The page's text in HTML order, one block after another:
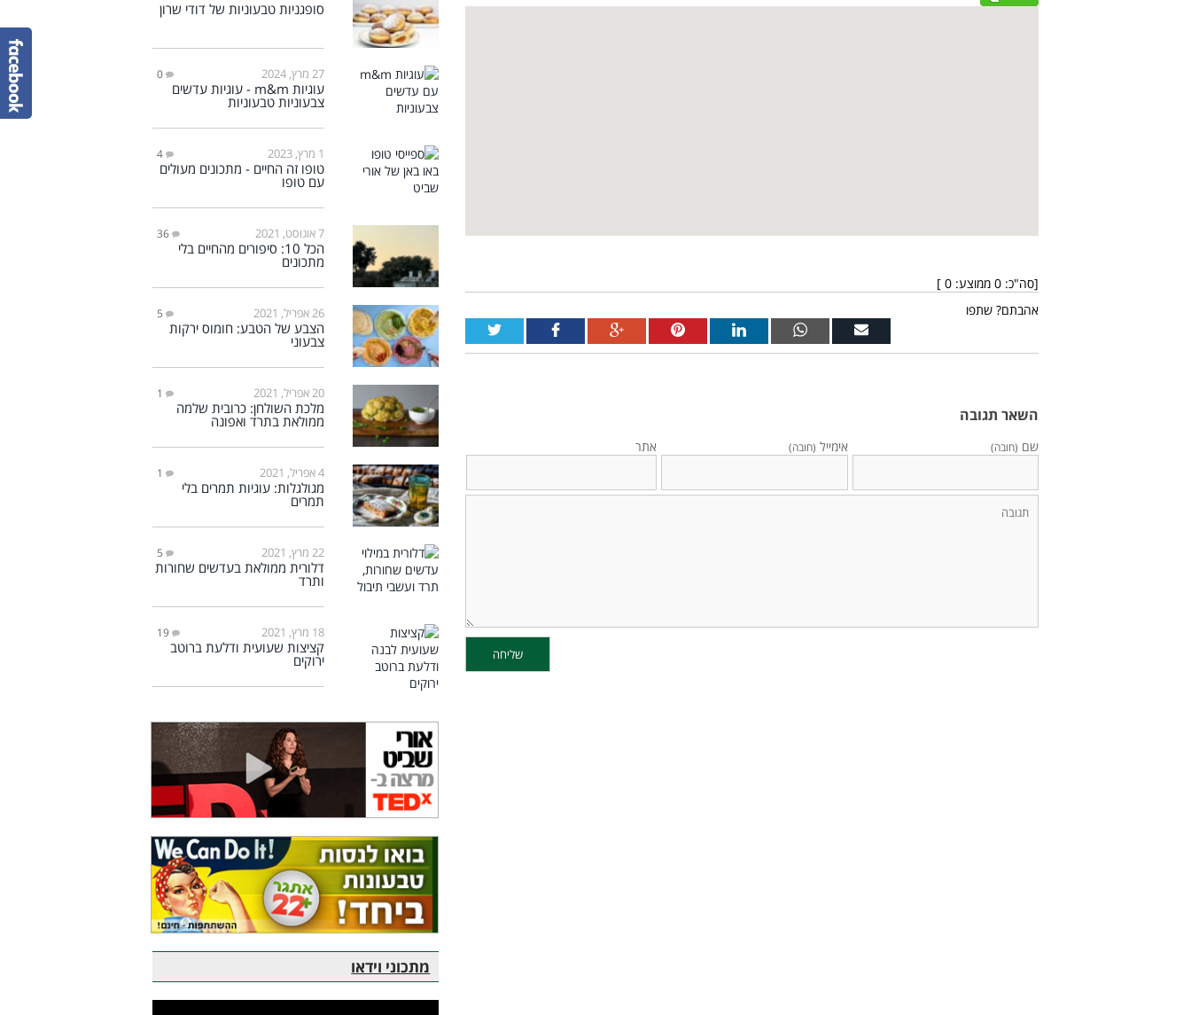
[סה"כ: 0 ממוצע: 0
]
אהבתם? שתפו
השאר תגובה
שם (חובה) אימייל (חובה) אתר
סופגניות טבעוניות של דודי שרון
27 מרץ, 2024 0
עוגיות m&m - עוגיות עדשים
צבעוניות טבעוניות
1 מרץ, 2023 4
טופו זה החיים - מתכונים מעולים
עם טופו
7 אוגוסט, 2021 36
הכל 10: סיפורים מהחיים בלי
מתכונים
26 אפריל, 2021 5
הצבע של הטבע: חומוס ירקות
צבעוני
20 אפריל, 2021 1
מלכת השולחן: כרובית שלמה
ממולאת בתרד ואפונה
4 אפריל, 2021 1
מגולגלות: עוגיות תמרים בלי
תמרים
22 מרץ, 2021 5
דלורית ממולאת בעדשים שחורות
ותרד
18 מרץ, 2021 19
קציצות שעועית ודלעת ברוטב
ירוקים
מתכוני וידאו